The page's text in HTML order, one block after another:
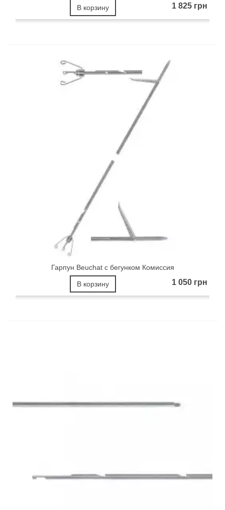
1 825 грн
В корзину
Гарпун Beuchat с бегунком Комиссия
1 050 грн
В корзину